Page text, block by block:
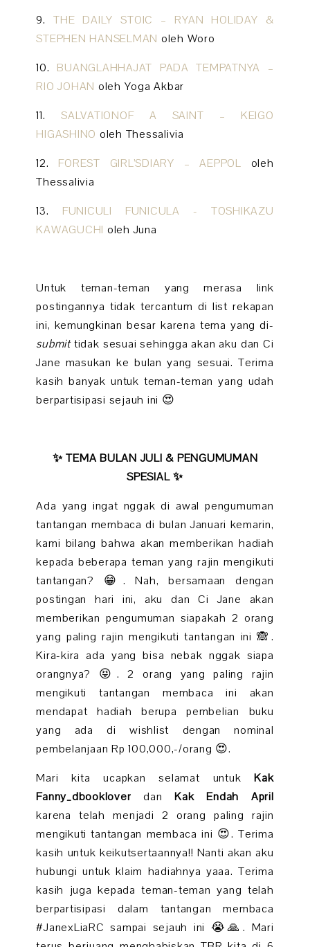
9.THE DAILY STOIC – RYAN HOLIDAY &
STEPHEN HANSELMAN oleh Woro
10. BUANGLAHHAJAT PADA TEMPATNYA –
RIO JOHAN oleh Yoga Akbar
11. SALVATIONOF A SAINT – KEIGO
HIGASHINO oleh Thessalivia
12. FOREST GIRL’SDIARY – AEPPOL oleh
Thessalivia
13. FUNICULI FUNICULA - TOSHIKAZU
KAWAGUCHI oleh Juna
Untuk teman-teman yang merasa link
postingannya tidak tercantum di list rekapan
ini, kemungkinan besar karena tema yang di-
submittidak sesuai sehingga akan aku dan Ci
Jane masukan ke bulan yang sesuai. Terima
kasih banyak untuk teman-teman yang udah
berpartisipasi sejauh ini 😍
✨ TEMA BULAN JULI & PENGUMUMAN
SPESIAL ✨
Ada yang ingat nggak di awal pengumuman
tantangan membaca di bulan Januari kemarin,
kami bilang bahwa akan memberikan hadiah
kepada beberapa teman yang rajin mengikuti
tantangan? 😁. Nah, bersamaan dengan
postingan hari ini, aku dan Ci Jane akan
memberikan pengumuman siapakah 2 orang
yang paling rajin mengikuti tantangan ini 🙈.
Kira-kira ada yang bisa nebak nggak siapa
orangnya? 😝. 2 orang yang paling rajin
mengikuti tantangan membaca ini akan
mendapat hadiah berupa pembelian buku
yang ada di wishlist dengan nominal
pembelanjaan Rp 100,000,-/orang 😍.
Mari kita ucapkan selamat untukKak
Fanny_dbooklover danKak Endah April
karena telah menjadi 2 orang paling rajin
mengikuti tantangan membaca ini 😍. Terima
kasih untuk keikutsertaannya!! Nanti akan aku
hubungi untuk klaim hadiahnya yaaa. Terima
kasih juga kepada teman-teman yang telah
berpartisipasi dalam tantangan membaca
#JanexLiaRC sampai sejauh ini 😭🙏. Mari